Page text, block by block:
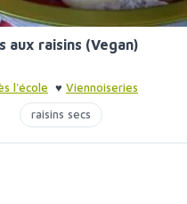
aux raisins (Vegan)
l'école ♥ Viennoiseries
raisins secs